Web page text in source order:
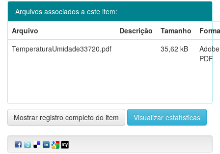
Arquivos associados a este item:
Arquivo
Descrição Tamanho
TemperaturaUmidade33720.pdf
35,62 kB
Adobe
PDF
Mostrar registro completo do item Visualizar estatísticas